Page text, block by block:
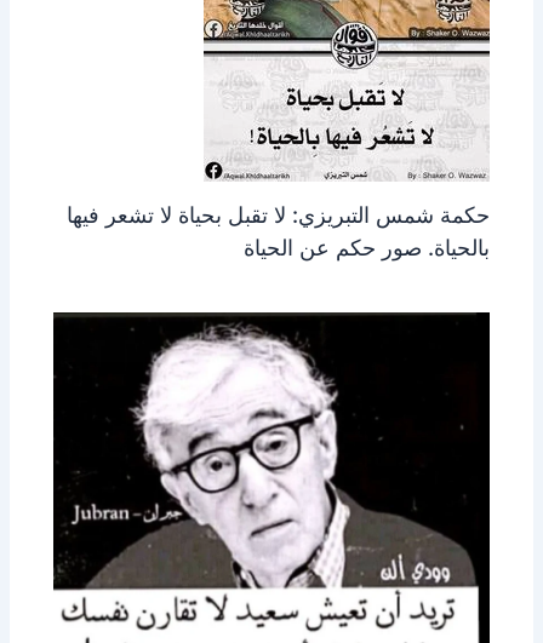
حكمة شمس التبريزي: لا تقبل بحياة لا تشعر فيها
بالحياة. صور حكم عن الحياة